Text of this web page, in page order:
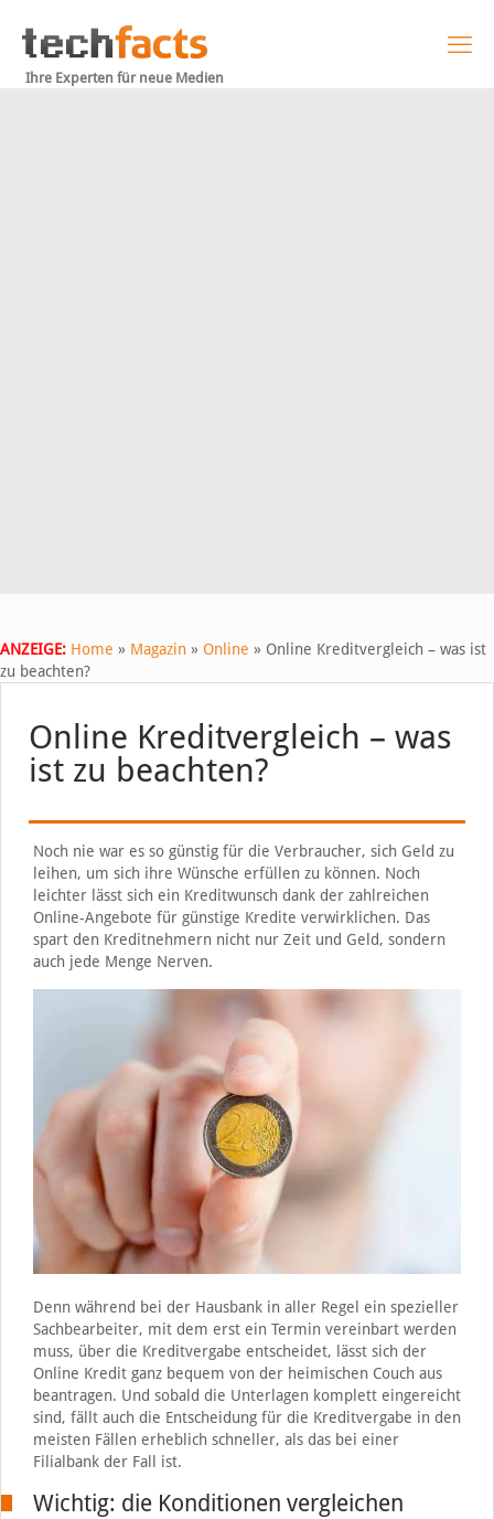
Ihre Experten für neue Medien
ANZEIGE: Home » Magazin » Online » Online Kreditvergleich – was ist
zu beachten?
Online Kreditvergleich – was
ist zu beachten?
Noch nie war es so günstig für die Verbraucher, sich Geld zu
leihen, um sich ihre Wünsche erfüllen zu können. Noch
leichter lässt sich ein Kreditwunsch dank der zahlreichen
Online-Angebote für günstige Kredite verwirklichen. Das
spart den Kreditnehmern nicht nur Zeit und Geld, sondern
auch jede Menge Nerven.
Denn während bei der Hausbank in aller Regel ein spezieller
Sachbearbeiter, mit dem erst ein Termin vereinbart werden
muss, über die Kreditvergabe entscheidet, lässt sich der
Online Kredit ganz bequem von der heimischen Couch aus
beantragen. Und sobald die Unterlagen komplett eingereicht
sind, fällt auch die Entscheidung für die Kreditvergabe in den
meisten Fällen erheblich schneller, als das bei einer
Filialbank der Fall ist.
Wichtig: die Konditionen vergleichen